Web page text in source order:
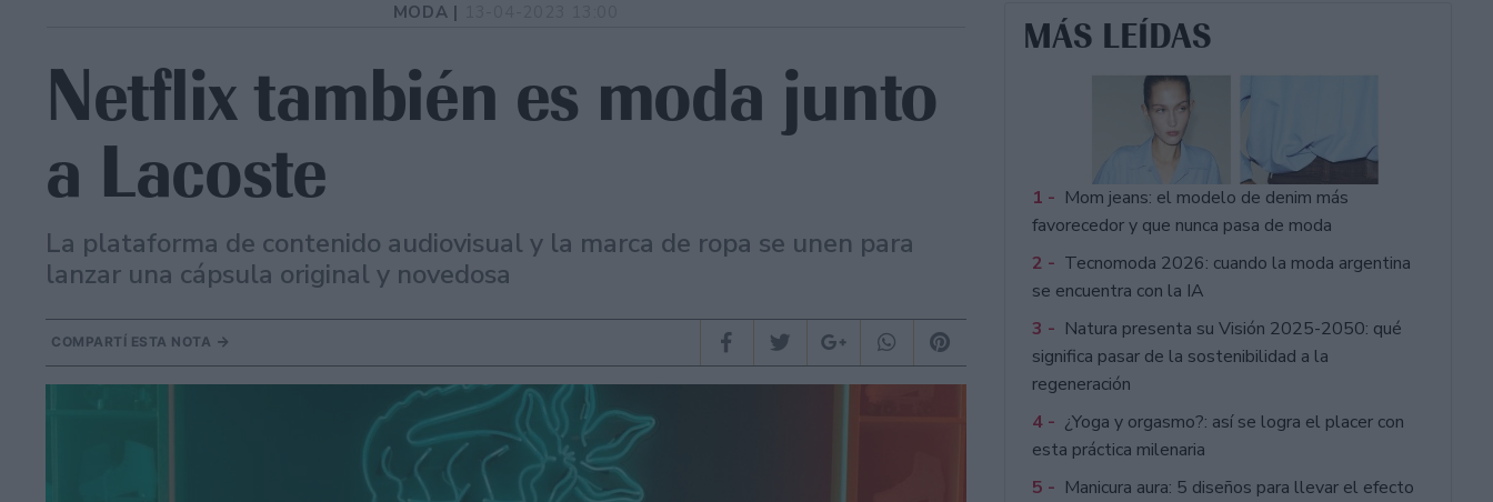
MODA |
Netflix también es moda junto
a Lacoste
La plataforma de contenido audiovisual y la marca de ropa se unen para
lanzar una cápsula original y novedosa
COMPARTÍ ESTA NOTA
MÁS LEÍDAS
1 - Mom jeans: el modelo de denim más
favorecedor y que nunca pasa de moda
2 - Tecnomoda 2026: cuando la moda argentina
se encuentra con la IA
3 - Natura presenta su Visión 2025-2050: qué
significa pasar de la sostenibilidad a la
regeneración
4 - ¿Yoga y orgasmo?: así se logra el placer con
esta práctica milenaria
5 - Manicura aura: 5 diseños para llevar el efecto